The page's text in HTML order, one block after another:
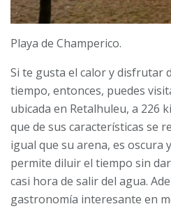
Playa de Champerico.
Si te gusta el calor y disfrutar
tiempo, entonces, puedes
ubicada en Retalhuleu, a 226
que de sus características se
igual que su arena, es oscura
permite diluir el tiempo sin
casi hora de salir del agua.
gastronomía interesante en